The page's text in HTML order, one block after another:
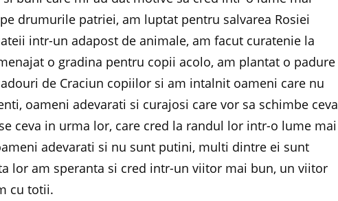
drumurile patriei, am luptat pentru salvarea Rosiei
intr-un adapost de animale, am facut curatenie la
o gradina pentru copii acolo, am plantat o padure
de Craciun copiilor si am intalnit oameni care nu
oameni adevarati si curajosi care vor sa schimbe ceva
ceva in urma lor, care cred la randul lor intr-o lume mai
adevarati si nu sunt putini, multi dintre ei sunt
lor am speranta si cred intr-un viitor mai bun, un viitor
cu totii.